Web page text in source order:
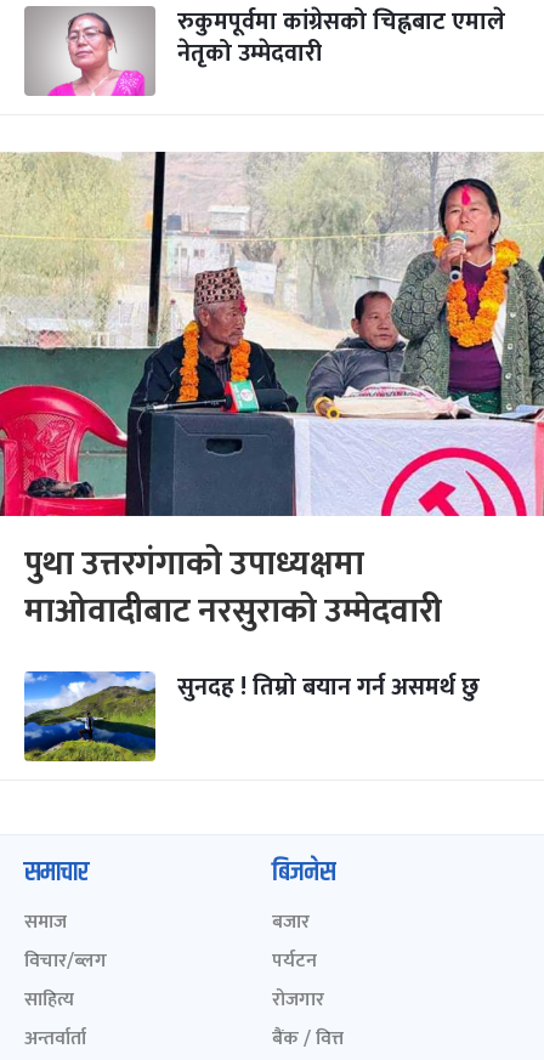
रुकुमपूर्वमा कांग्रेसको चिह्नबाट एमाले
नेतृको उम्मेदवारी
पुथा उत्तरगंगाको उपाध्यक्षमा
माओवादीबाट नरसुराको उम्मेदवारी
सुनदह ! तिम्रो बयान गर्न असमर्थ छु
समाचार
समाज
विचार/ब्लग
साहित्य
अन्तर्वार्ता
बिजनेस
बजार
पर्यटन
रोजगार
बैंक / वित्त